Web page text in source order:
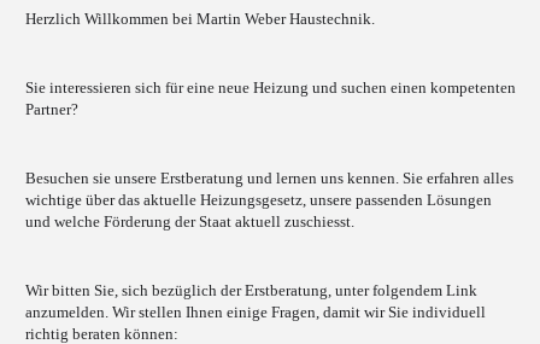
Herzlich Willkommen bei Martin Weber Haustechnik.
Sie interessieren sich für eine neue Heizung und suchen einen kompetenten
Partner?
Besuchen sie unsere Erstberatung und lernen uns kennen. Sie erfahren alles
wichtige über das aktuelle Heizungsgesetz, unsere passenden Lösungen
und welche Förderung der Staat aktuell zuschiesst.
Wir bitten Sie, sich bezüglich der Erstberatung, unter folgendem Link
anzumelden. Wir stellen Ihnen einige Fragen, damit wir Sie individuell
richtig beraten können: